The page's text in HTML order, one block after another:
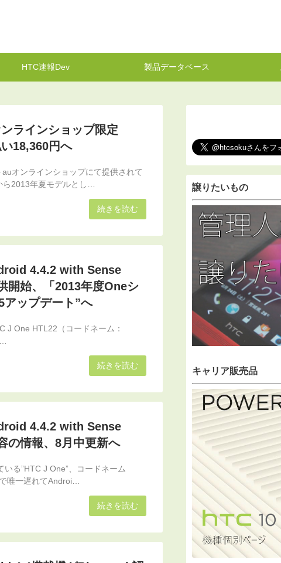
HTC速報Dev 製品データベース
ラインショップ限定
18,360円へ
オンラインショップにて提供されて
ら2013年夏モデルとし…
続きを読む
4.4.2 with Sense
開始、「2013年度Oneシ
アップデート”へ
J One HTL22（コードネーム：
続きを読む
4.4.2 with Sense
の情報、8月中更新へ
る”HTC J One”、コードネーム
唯一遅れてAndroi…
続きを読む
譲りたいもの
キャリア販売品